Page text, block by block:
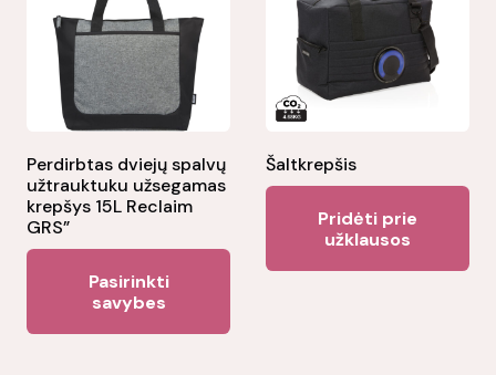
Perdirbtas dviejų spalvų
užtrauktuku užsegamas
krepšys 15L Reclaim
GRS”
Pasirinkti
savybes
has
Šaltkrepšis
Pridėti prie
užklausos